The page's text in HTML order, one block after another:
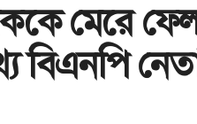
মেরে
বিএনপি